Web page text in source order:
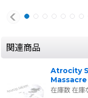
関連商品
Atrocity
Massacre
在庫数 在庫